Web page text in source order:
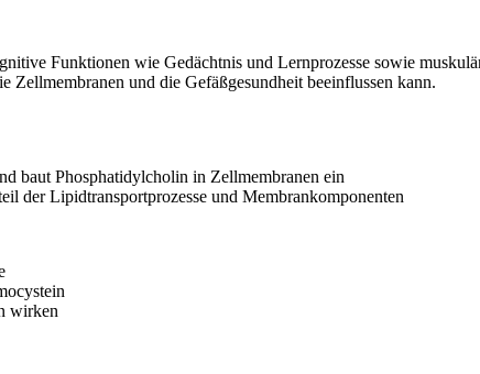
Funktionen wie Gedächtnis und Lernprozesse sowie
und die Gefäßgesundheit beeinflussen kann.
baut Phosphatidylcholin in Zellmembranen ein
der Lipidtransportprozesse und Membrankomponenten
wirken